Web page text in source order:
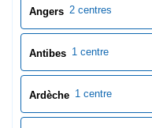
Angers 2 centres
Antibes 1 centre
Ardèche 1 centre